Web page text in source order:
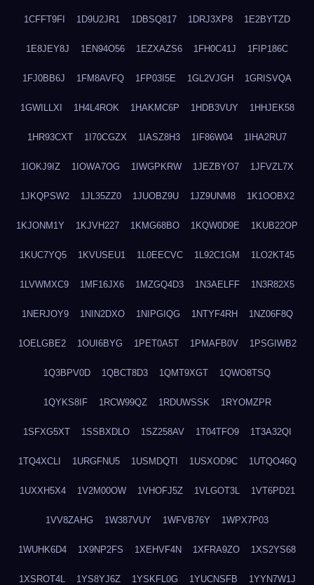
1CFFT9FI 1D9U2JR1 1DBSQ817 1DRJ3XP8 1E2BYTZD
1E8JEY8J 1EN94O56 1EZXAZS6 1FH0C41J 1FIP186C
1FJ0BB6J 1FM8AVFQ 1FP03I5E 1GL2VJGH 1GRISVQA
1GWILLXI 1H4L4ROK 1HAKMC6P 1HDB3VUY 1HHJEK58
1HR93CXT 1I70CGZX 1IASZ8H3 1IF86W04 1IHA2RU7
1IOKJ9IZ 1IOWA7OG 1IWGPKRW 1JEZBYO7 1JFVZL7X
1JKQPSW2 1JL35ZZ0 1JUOBZ9U 1JZ9UNM8 1K1OOBX2
1KJONM1Y 1KJVH227 1KMG68BO 1KQW0D9E 1KUB22OP
1KUC7YQ5 1KVUSEU1 1L0EECVC 1L92C1GM 1LO2KT45
1LVWMXC9 1MF16JX6 1MZGQ4D3 1N3AELFF 1N3R82X5
1NERJOY9 1NIN2DXO 1NIPGIQG 1NTYF4RH 1NZ06F8Q
1OELGBE2 1OUI6BYG 1PET0A5T 1PMAFB0V 1PSGIWB2
1Q3BPV0D 1QBCT8D3 1QMT9XGT 1QWO8TSQ
1QYKS8IF 1RCW99QZ 1RDUWSSK 1RYOMZPR
1SFXG5XT 1SSBXDLO 1SZ258AV 1T04TFO9 1T3A32QI
1TQ4XCLI 1URGFNU5 1USMDQTI 1USXOD9C 1UTQO46Q
1UXXH5X4 1V2M00OW 1VHOFJ5Z 1VLGOT3L 1VT6PD21
1VV8ZAHG 1W387VUY 1WFVB76Y 1WPX7P03
1WUHK6D4 1X9NP2FS 1XEHVF4N 1XFRA9ZO 1XS2YS68
1XSROT4L 1YS8YJ6Z 1YSKFL0G 1YUCNSFB 1YYN7W1J